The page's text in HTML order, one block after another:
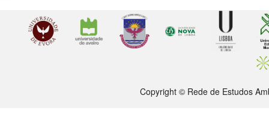
Copyright © Rede de Estudos